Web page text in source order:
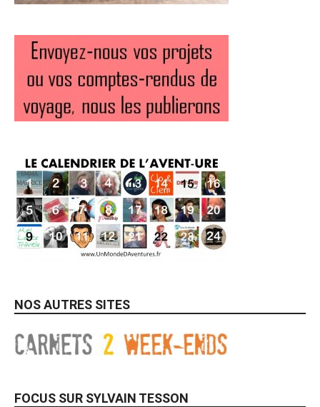
NOS AUTRES SITES
FOCUS SUR SYLVAIN TESSON